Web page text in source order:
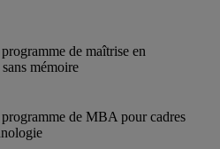
de maîtrise en
mémoire
de MBA pour cadres